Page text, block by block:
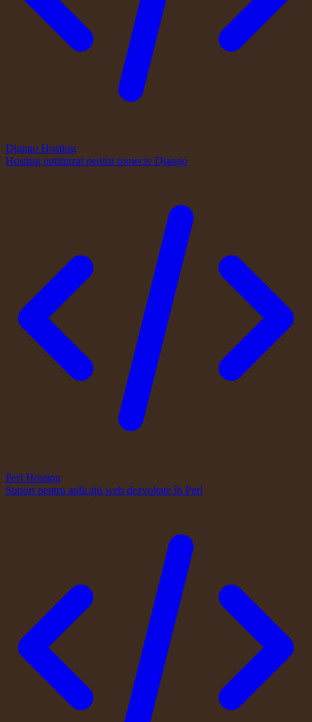
Django Hosting
Hosting optimizat pentru proiecte Django
Perl Hosting
Suport pentru aplicații web dezvoltate în Perl